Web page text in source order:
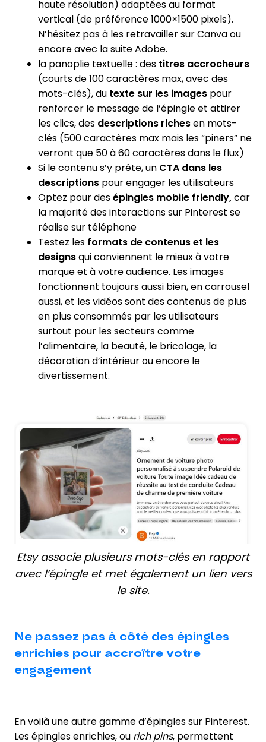
haute résolution) adaptées au format
vertical (de préférence 1000×1500 pixels).
N’hésitez pas à les retravailler sur Canva ou
encore avec la suite Adobe.
la panoplie textuelle : des titres accrocheurs
(courts de 100 caractères max, avec des
mots-clés), du texte sur les images pour
renforcer le message de l’épingle et attirer
les clics, des descriptions richesen mots-
clés (500 caractères max mais les “piners” ne
verront que 50 à 60 caractères dans le flux)
Si le contenu s’y prête, un CTA dans les
descriptions pour engager les utilisateurs
Optez pour desépingles mobile friendly,car
la majorité des interactions sur Pinterest se
réalise sur téléphone
Testez les formats de contenus et les
designsqui conviennent le mieux à votre
marque et à votre audience. Les images
fonctionnent toujours aussi bien, en carrousel
aussi, et les vidéos sont des contenus de plus
en plus consommés par les utilisateurs
surtout pour les secteurs comme
l’alimentaire, la beauté, le bricolage, la
décoration d’intérieur ou encore le
divertissement.
Etsy associe plusieurs mots-clés en rapport
avec l’épingle et met également un lien vers
le site.
Ne passez pas à côté des épingles
enrichies pour accroître votre
engagement
En voilà une autre gamme d’épingles sur Pinterest.
Les épingles enrichies, ou rich pins, permettent